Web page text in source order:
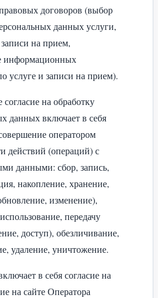
договоров (выбор
данных услуги,
на прием,
информационных
услуге и записи на прием).
на обработку
данных включает в себя
оператором
действий (операций) с
данными: сбор, запись,
накопление, хранение,
изменение),
передачу
доступ), обезличивание,
удаление, уничтожение.
в себя согласие на
на сайте Оператора